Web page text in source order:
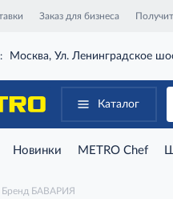
Заказ для бизнеса
Москва, Ул. Ленинградское
Каталог
Новинки METRO Chef
Бренд БАВАРИЯ